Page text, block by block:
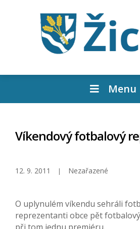
Menu
Víkendový fotbalový
12. 9. 2011 Nezařazené
O uplynulém víkendu sehráli
reprezentanti obce pět